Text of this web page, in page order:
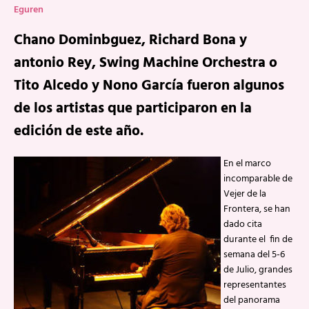
Eguren
Chano Dominbguez, Richard Bona y
antonio Rey, Swing Machine Orchestra o
Tito Alcedo y Nono García fueron algunos
de los artistas que participaron en la
edición de este año.
En el marco
incomparable de
Vejer de la
Frontera, se han
dado cita
durante el fin de
semana del 5-6
de Julio, grandes
representantes
del panorama